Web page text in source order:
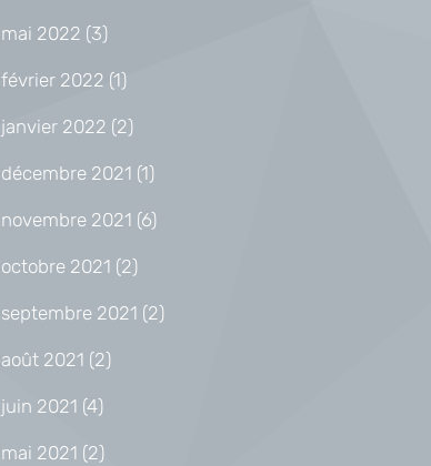
mai 2022 (3)
février 2022 (1)
janvier 2022 (2)
décembre 2021 (1)
novembre 2021 (6)
octobre 2021 (2)
septembre 2021 (2)
août 2021 (2)
juin 2021 (4)
mai 2021 (2)